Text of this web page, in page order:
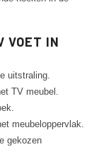
VOET IN
uitstraling.
TV meubel.
meubeloppervlak.
gekozen